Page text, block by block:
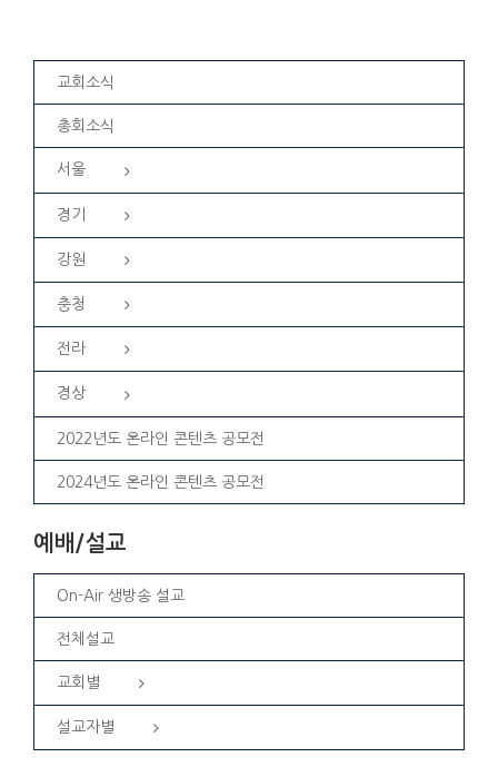
교회소식
총회소식
서울
경기
강원
충청
전라
경상
2022년도 온라인 콘텐츠 공모전
2024년도 온라인 콘텐츠 공모전
예배/설교
On-Air 생방송 설교
전체설교
교회별
설교자별